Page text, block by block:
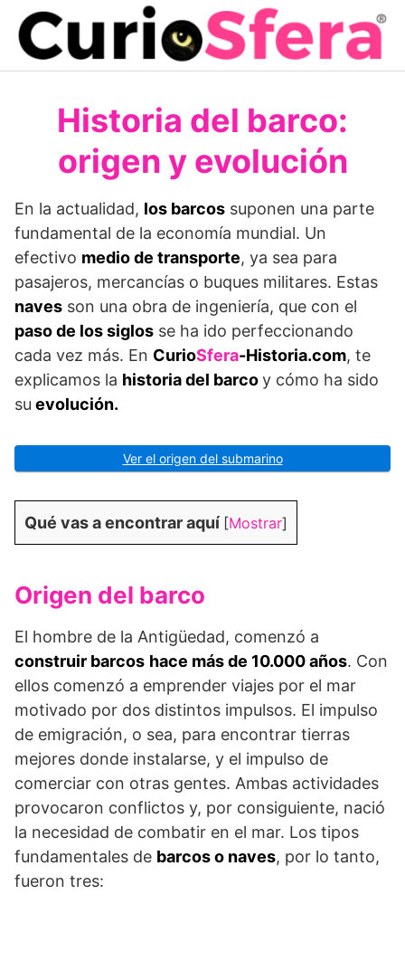
Saltar
contenido
Historia del barco:
origen y evolución
En la actualidad, los barcos suponen una parte
fundamental de la economía mundial. Un
efectivo medio de transporte, ya sea para
pasajeros, mercancías o buques militares. Estas
naves son una obra de ingeniería, que con el
paso de los siglos se ha ido perfeccionando
cada vez más. En CurioSfera-Historia.com, te
explicamos la historia del barcoy cómo ha sido
su evolución.
Ver el origen del submarino
Qué vas a encontrar aquí [Mostrar]
Origen del barco
El hombre de la Antigüedad, comenzó a
construir barcos hace más de 10.000 años. Con
ellos comenzó a emprender viajes por el mar
motivado por dos distintos impulsos. El impulso
de emigración, o sea, para encontrar tierras
mejores donde instalarse, y el impulso de
comerciar con otras gentes. Ambas actividades
provocaron conflictos y, por consiguiente, nació
la necesidad de combatir en el mar. Los tipos
fundamentales de barcos o naves, por lo tanto,
fueron tres: